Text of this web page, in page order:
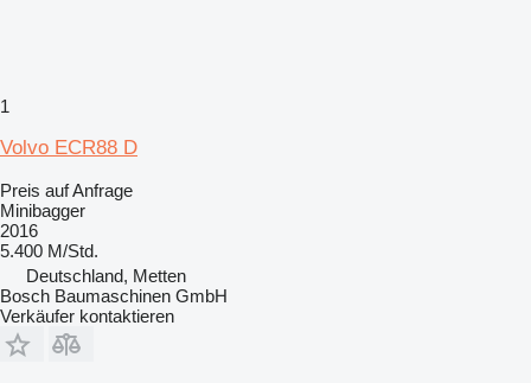
1
Volvo ECR88 D
Preis auf Anfrage
Minibagger
2016
5.400 M/Std.
Deutschland, Metten
Bosch Baumaschinen GmbH
Verkäufer kontaktieren